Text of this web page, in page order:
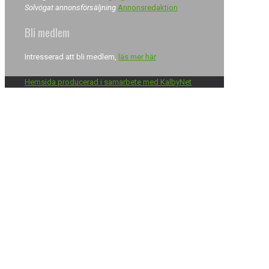
Solvögat annonsförsäljning Annonsredaktion
Bli medlem
Intresserad att bli medlem, läs mer här
Hemsida producerad i samarbete med KalbyNet